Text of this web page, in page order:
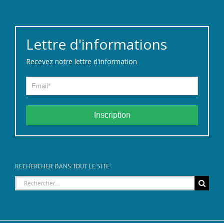
Lettre d'informations
Recevez notre lettre d'information
Inscription
RECHERCHER DANS TOUT LE SITE
Rechercher: